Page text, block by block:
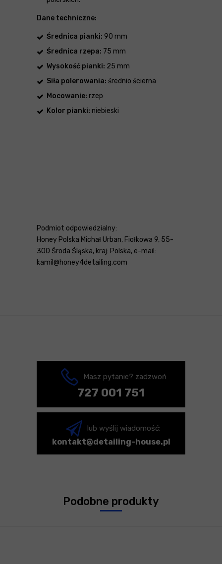
Dane techniczne:
Średnica pianki: 90 mm
Średnica rzepa: 75 mm
Wysokość pianki: 25 mm
Siła polerowania: średnio ścierna
Mocowanie: rzep
Kolor pianki: niebieski
Podmiot odpowiedzialny:
Honey Polska Michał Urban, Fiołkowa 9, 55-
300 Środa Śląska, kraj: Polska, e-mail:
kamil@honey4detailing.com
Masz pytanie? zadzwoń
727 001 751
lub wyślij wiadomość:
kontakt@detailing-house.pl
Podobne produkty